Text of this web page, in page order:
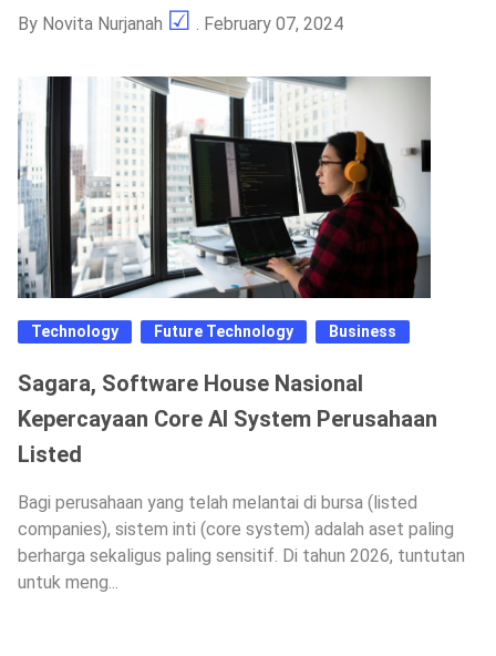
By Novita Nurjanah . February 07, 2024
Technology Future Technology Business
Sagara, Software House Nasional
Kepercayaan Core AI System Perusahaan
Listed
Bagi perusahaan yang telah melantai di bursa (listed
companies), sistem inti (core system) adalah aset paling
berharga sekaligus paling sensitif. Di tahun 2026, tuntutan
untuk meng...